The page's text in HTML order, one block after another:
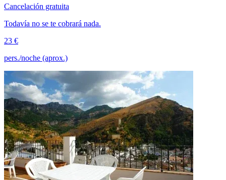
Cancelación gratuita
Todavía no se te cobrará nada.
23 €
pers./noche (aprox.)